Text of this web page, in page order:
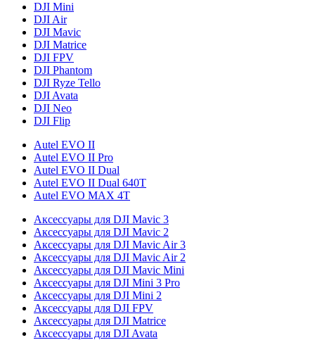
DJI Mini
DJI Air
DJI Mavic
DJI Matrice
DJI FPV
DJI Phantom
DJI Ryze Tello
DJI Avata
DJI Neo
DJI Flip
Autel EVO II
Autel EVO II Pro
Autel EVO II Dual
Autel EVO II Dual 640T
Autel EVO MAX 4T
Аксессуары для DJI Mavic 3
Аксессуары для DJI Mavic 2
Аксессуары для DJI Mavic Air 3
Аксессуары для DJI Mavic Air 2
Аксессуары для DJI Mavic Mini
Аксессуары для DJI Mini 3 Pro
Аксессуары для DJI Mini 2
Аксессуары для DJI FPV
Аксессуары для DJI Matrice
Аксессуары для DJI Avata